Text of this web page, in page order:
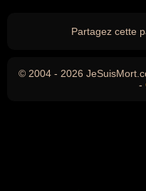
Partagez cette
© 2004 - 2026
-